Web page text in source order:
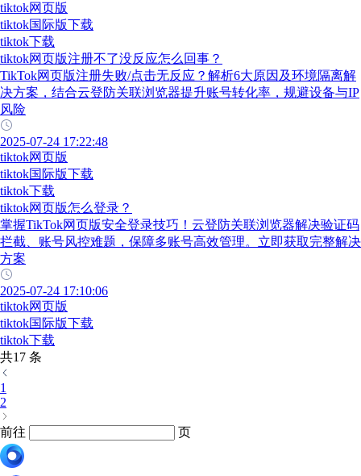
tiktok网页版
tiktok国际版下载
tiktok下载
tiktok网页版注册不了没反应怎么回事？
TikTok网页版注册失败/点击无反应？解析6大原因及环境隔离解
决方案，结合云登防关联浏览器提升账号转化率，规避设备与IP
风险
2025-07-24 17:22:48
tiktok网页版
tiktok国际版下载
tiktok下载
tiktok网页版怎么登录？
掌握TikTok网页版安全登录技巧！云登防关联浏览器解决验证码
拦截、账号风控难题，保障多账号高效管理。立即获取完整解决
方案
2025-07-24 17:10:06
tiktok网页版
tiktok国际版下载
tiktok下载
共17 条
1
2
前往 页